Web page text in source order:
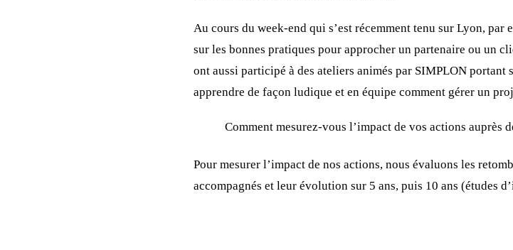
Au cours du week-end qui s’est récemment tenu sur Lyon,
sur les bonnes pratiques pour approcher un partenaire ou un
ont aussi participé à des ateliers animés par SIMPLON
apprendre de façon ludique et en équipe comment gérer un
Comment mesurez-vous l’impact de vos actions auprès
Pour mesurer l’impact de nos actions, nous évaluons les
accompagnés et leur évolution sur 5 ans, puis 10 ans (études